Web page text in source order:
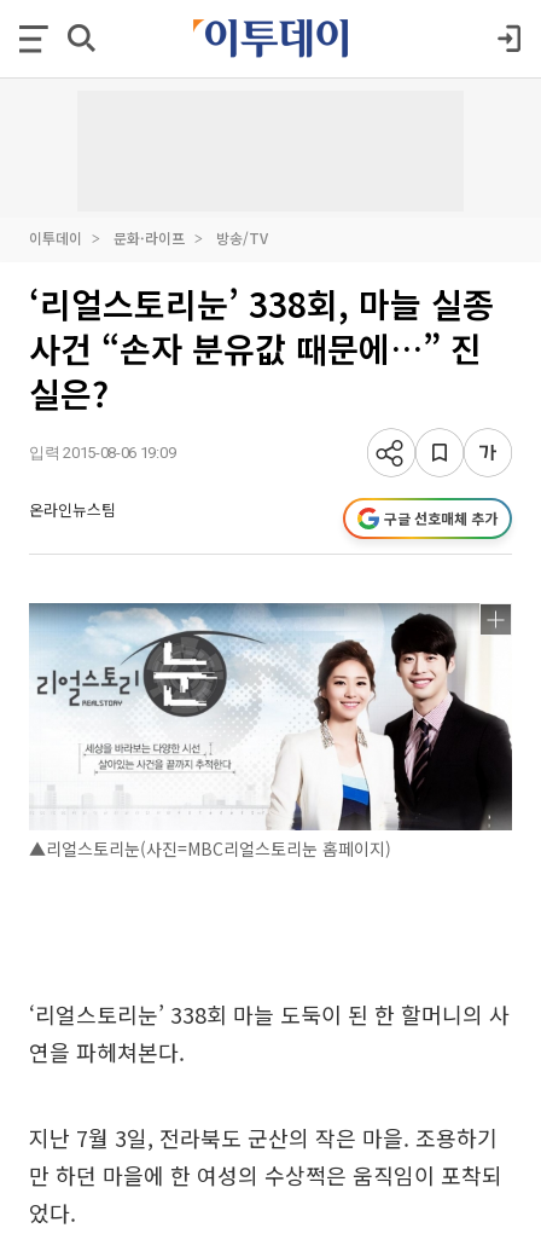
이투데이 문화·라이프 방송/TV
‘리얼스토리눈’ 338회, 마늘 실종
사건 “손자 분유값 때문에…” 진
실은?
입력 2015-08-06 19:09
온라인뉴스팀 구글 선호매체 추가
▲리얼스토리눈(사진=MBC리얼스토리눈 홈페이지)
‘리얼스토리눈’ 338회 마늘 도둑이 된 한 할머니의 사
연을 파헤쳐본다.
지난 7월 3일, 전라북도 군산의 작은 마을. 조용하기
만 하던 마을에 한 여성의 수상쩍은 움직임이 포착되
었다.